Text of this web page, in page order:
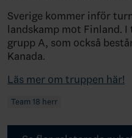
Sverige kommer inför
landskamp mot Finland.
grupp A, som också
Kanada.
Läs mer om truppen här!
Team 18 herr